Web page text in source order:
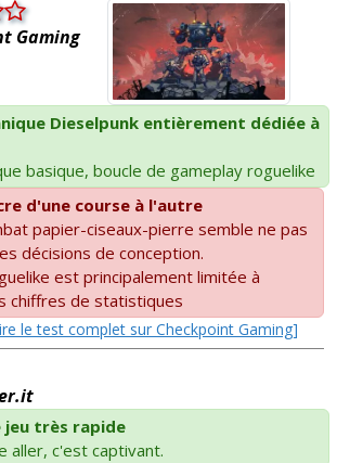
Gaming
Dieselpunk entièrement dédiée à
basique, boucle de gameplay roguelike
d'une course à l'autre
papier-ciseaux-pierre semble ne pas
décisions de conception.
est principalement limitée à
chiffres de statistiques
le test complet sur Checkpoint Gaming]
jeu très rapide
aller, c'est captivant.